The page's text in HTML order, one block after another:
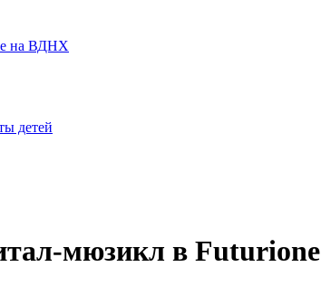
на ВДНХ
детей
мюзикл в Futurione